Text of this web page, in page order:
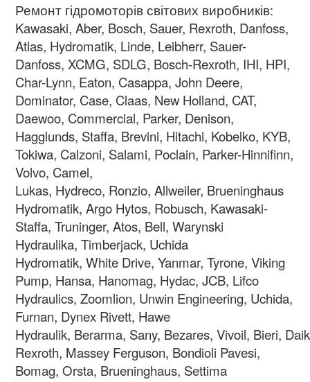
Ремонт гідромоторів світових виробників:
Kawasaki, Aber, Bosch, Sauer, Rexroth, Danfoss,
Atlas, Hydromatik, Linde, Leibherr, Sauer-
Danfoss, XCMG, SDLG, Bosch-Rexroth, IHI, HPI,
Char-Lynn, Eaton, Casappa, John Deere,
Dominator, Case, Claas, New Holland, CAT,
Daewoo, Commercial, Parker, Denison,
Hagglunds, Staffa, Brevini, Hitachi, Kobelko, KYB,
Tokiwa, Calzoni, Salami, Poclain, Parker-Hinnifinn,
Volvo, Camel,
Lukas, Hydreco, Ronzio, Allweiler, Brueninghaus
Hydromatik, Argo Hytos, Robusch, Kawasaki-
Staffa, Truninger, Atos, Bell, Warynski
Hydraulika, Timberjack, Uchida
Hydromatik, White Drive, Yanmar, Tyrone, Viking
Pump, Hansa, Hanomag, Hydac, JCB, Lifco
Hydraulics, Zoomlion, Unwin Engineering, Uchida,
Furnan, Dynex Rivett, Hawe
Hydraulik, Berarma, Sany, Bezares, Vivoil, Bieri,
Rexroth, Massey Ferguson, Bondioli Pavesi,
Bomag, Orsta, Brueninghaus, Settima